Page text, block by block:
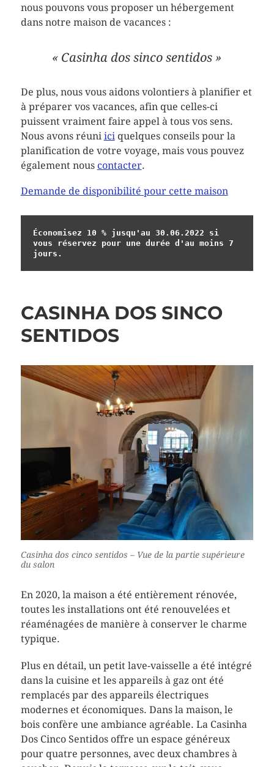
nous pouvons vous proposer un hébergement
dans notre maison de vacances :
« Casinha dos sinco sentidos »
De plus, nous vous aidons volontiers à planifier et
à préparer vos vacances, afin que celles-ci
puissent vraiment faire appel à tous vos sens.
Nous avons réuni iciquelques conseils pour la
planification de votre voyage, mais vous pouvez
également nous contacter.
Demande de disponibilité pour cette maison
Économisez 10 % jusqu'au 30.06.2022 si
vous réservez pour une durée d'au moins 7
jours.
CASINHA DOS SINCO
SENTIDOS
Casinha dos cinco sentidos – Vue de la partie supérieure
du salon
En 2020, la maison a été entièrement rénovée,
toutes les installations ont été renouvelées et
réaménagées de manière à conserver le charme
typique.
Plus en détail, un petit lave-vaisselle a été intégré
dans la cuisine et les appareils à gaz ont été
remplacés par des appareils électriques
modernes et économiques. Dans la maison, le
bois confère une ambiance agréable. La Casinha
Dos Cinco Sentidos offre un espace généreux
pour quatre personnes, avec deux chambres à